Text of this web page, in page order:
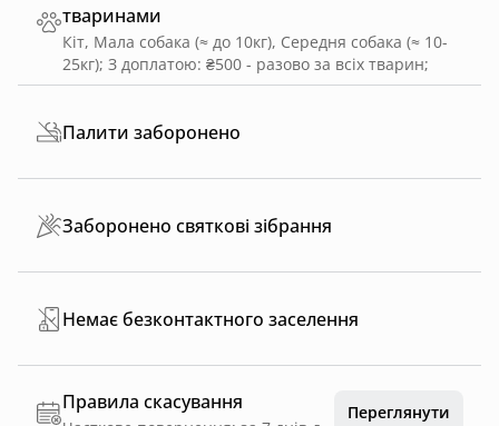
тваринами
Кіт, Мала собака (≈ до 10кг), Середня собака (≈ 10-
25кг); З доплатою: ₴500 - разово за всіх тварин;
Палити заборонено
Заборонено святкові зібрання
Немає безконтактного заселення
Правила скасування Переглянути